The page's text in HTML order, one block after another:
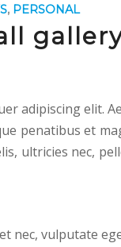
, PERSONAL
adipiscing elit.
penatibus et
ultricies nec,
nec, vulputate